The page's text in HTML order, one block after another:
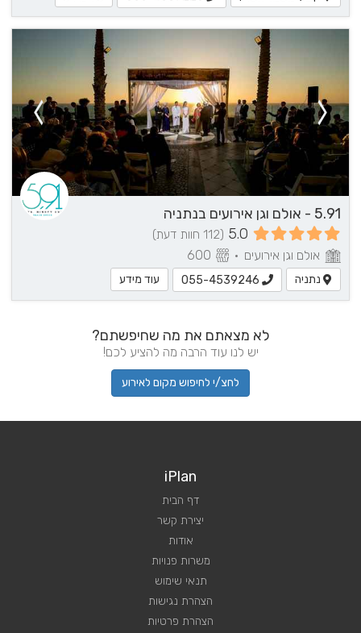
5.91 - אולם וגן אירועים בנתניה
5.0 (112 חוות דעת)
אולם וגן אירועים •
נתניה 055-4539246 עוד מידע
לא מצאתם את מה שחיפשתם?
יש לנו עוד הרבה מה להציע לכם!
לחצ/י לחיפוש מקום לאירוע
iPlan
דף הבית
יצירת קשר
אודות
משרות פנויות
תנאי שימוש
הצהרת נגישות
הצהרת פרטיות